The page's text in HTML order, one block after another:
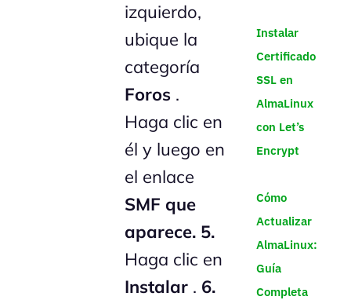
izquierdo,
ubique la
categoría
Foros .
Haga clic en
él y luego en
el enlace
SMF que
aparece. 5.
Haga clic en
Instalar . 6.
Instalar
Certificado
SSL en
AlmaLinux
con Let’s
Encrypt
Cómo
Actualizar
AlmaLinux:
Guía
Completa